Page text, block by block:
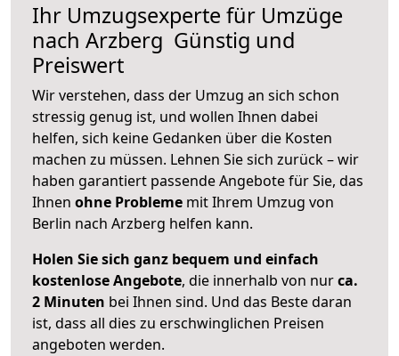
Ihr Umzugsexperte für Umzüge
nach Arzberg Günstig und
Preiswert
Wir verstehen, dass der Umzug an sich schon
stressig genug ist, und wollen Ihnen dabei
helfen, sich keine Gedanken über die Kosten
machen zu müssen. Lehnen Sie sich zurück – wir
haben garantiert passende Angebote für Sie, das
Ihnen ohne Probleme mit Ihrem Umzug von
Berlin nach Arzberg helfen kann.
Holen Sie sich ganz bequem und einfach
kostenlose Angebote, die innerhalb von nurca.
2 Minuten bei Ihnen sind. Und das Beste daran
ist, dass all dies zu erschwinglichen Preisen
angeboten werden.